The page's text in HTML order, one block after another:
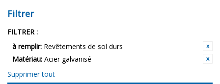
Filtrer
FILTRER :
à remplir: Revêtements de sol durs
Matériau: Acier galvanisé
Supprimer tout